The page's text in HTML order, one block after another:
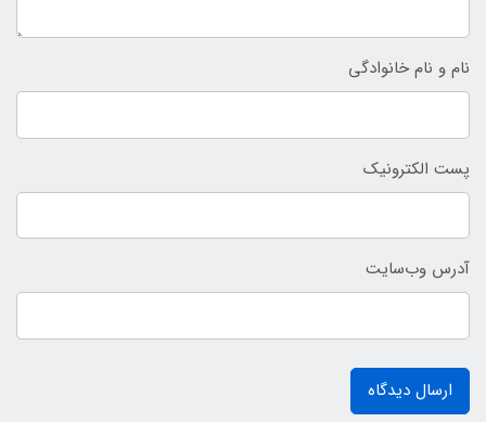
نام و نام خانوادگی
پست الکترونیک
آدرس وب‌سایت
ارسال دیدگاه